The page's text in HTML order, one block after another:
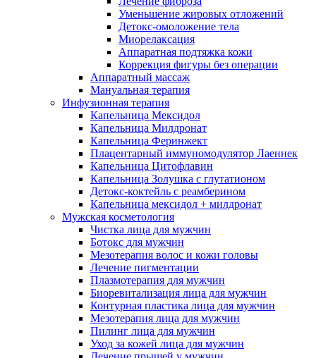
Уменьшение жировых отложений
Детокс-омоложение тела
Миорелаксация
Аппаратная подтяжка кожи
Коррекция фигуры без операции
Аппаратный массаж
Мануальная терапия
Инфузионная терапия
Капельница Мексидол
Капельница Милдронат
Капельница Феринжект
Плацентарный иммуномодулятор Лаеннек
Капельница Цитофлавин
Капельница Золушка с глутатионом
Детокс-коктейль с реамберином
Капельница мексидол + милдронат
Мужская косметология
Чистка лица для мужчин
Ботокс для мужчин
Мезотерапия волос и кожи головы
Лечение пигментации
Плазмотерапия для мужчин
Биоревитализация лица для мужчин
Контурная пластика лица для мужчин
Мезотерапия лица для мужчин
Пилинг лица для мужчин
Уход за кожей лица для мужчин